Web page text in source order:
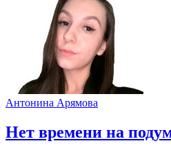
Антонина Арямова
​Нет времени на